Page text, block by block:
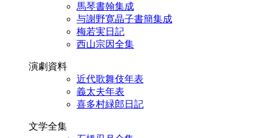
馬琴書翰集成
与謝野寛晶子書簡集成
梅若実日記
西山宗因全集
演劇資料
近代歌舞伎年表
義太夫年表
喜多村緑郎日記
文学全集